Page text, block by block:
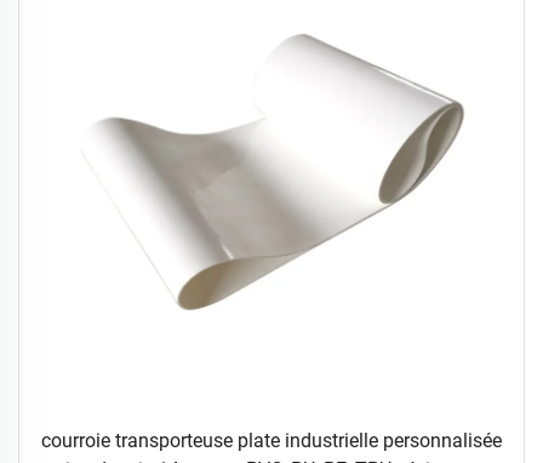
courroie transporteuse plate industrielle personnalisée